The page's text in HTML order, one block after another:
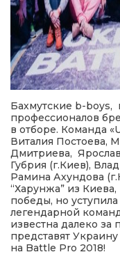
Бахмутские b-boys,
профессионалов
в отборе. Команда
Виталия Постоева,
Дмитриева,
Губрия (г.Киев),
Рамина Ахундова
“Харунжа” из
победы, но
легендарной
известна далеко
представят
на Battle Pro 2018!